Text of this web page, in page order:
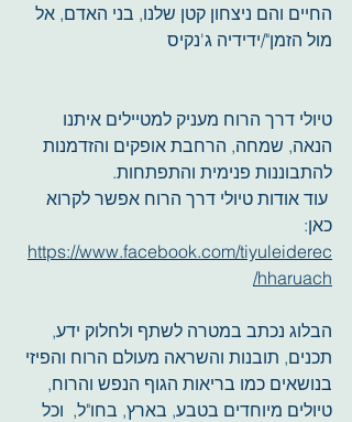
החיים והם ניצחון קטן שלנו, בני האדם, אל
מול הזמן"/ידידיה ג'נקיס
טיולי דרך הרוח מעניק למטיילים איתנו
הנאה, שמחה, הרחבת אופקים והזדמנות
להתבוננות פנימית והתפתחות.
עוד אודות טיולי דרך הרוח אפשר לקרוא
כאן:
https://www.facebook.com/tiyuleiderec
hharuach/
הבלוג נכתב במטרה לשתף ולחלוק ידע,
תכנים, תובנות והשראה מעולם הרוח והפיזי
בנושאים כמו בריאות הגוף הנפש והרוח,
טיולים מיוחדים בטבע, בארץ, בחו"ל,  וכל